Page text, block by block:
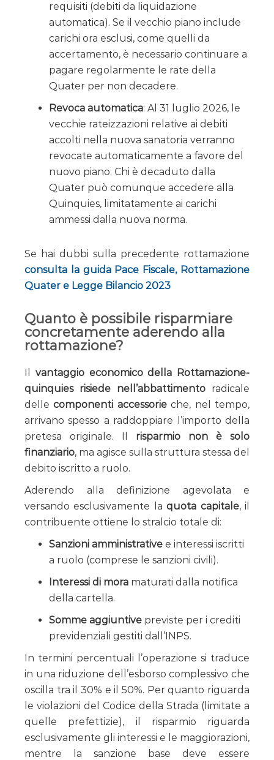
requisiti (debiti da liquidazione
automatica). Se il vecchio piano include
carichi ora esclusi, come quelli da
accertamento, è necessario continuare a
pagare regolarmente le rate della
Quater per non decadere.
Revoca automatica: Al 31 luglio 2026, le
vecchie rateizzazioni relative ai debiti
accolti nella nuova sanatoria verranno
revocate automaticamente a favore del
nuovo piano. Chi è decaduto dalla
Quater può comunque accedere alla
Quinquies, limitatamente ai carichi
ammessi dalla nuova norma.
Se hai dubbi sulla precedente rottamazione
consulta la guida Pace Fiscale, Rottamazione
Quater e Legge Bilancio 2023
Quanto è possibile risparmiare
concretamente aderendo alla
rottamazione?
Il vantaggio economico della Rottamazione-
quinquies risiede nell’abbattimento radicale
dellecomponenti accessorieche, nel tempo,
arrivano spesso a raddoppiare l’importo della
pretesa originale. Il risparmio non è solo
finanziario, ma agisce sulla struttura stessa del
debito iscritto a ruolo.
Aderendo alla definizione agevolata e
versando esclusivamente laquota capitale, il
contribuente ottiene lo stralcio totale di:
Sanzioni amministrative e interessi iscritti
a ruolo (comprese le sanzioni civili).
Interessi di mora maturati dalla notifica
della cartella.
Somme aggiuntive previste per i crediti
previdenziali gestiti dall’INPS.
In termini percentuali l’operazione si traduce
in una riduzione dell’esborso complessivo che
oscilla tra il 30% e il 50%. Per quanto riguarda
le violazioni del Codice della Strada (limitate a
quelle prefettizie), il risparmio riguarda
esclusivamente gli interessi e le maggiorazioni,
mentre la sanzione base deve essere